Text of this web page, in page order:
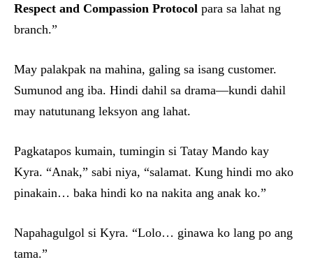
Respect and Compassion Protocol para sa lahat ng
branch.”
May palakpak na mahina, galing sa isang customer.
Sumunod ang iba. Hindi dahil sa drama—kundi dahil
may natutunang leksyon ang lahat.
Pagkatapos kumain, tumingin si Tatay Mando kay
Kyra. “Anak,” sabi niya, “salamat. Kung hindi mo ako
pinakain… baka hindi ko na nakita ang anak ko.”
Napahagulgol si Kyra. “Lolo… ginawa ko lang po ang
tama.”